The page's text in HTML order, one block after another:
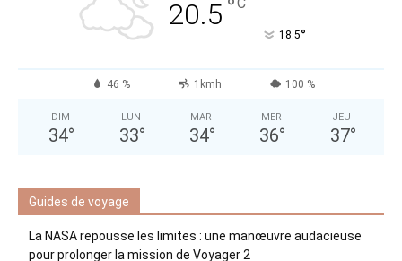
20.5 °
18.5°
46 % 1kmh 100 %
DIM
34°
LUN
33°
MAR
34°
MER
36°
JEU
37°
Guides de voyage
La NASA repousse les limites : une manœuvre audacieuse
pour prolonger la mission de Voyager 2